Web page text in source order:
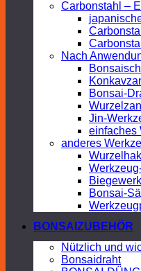
Carbonstahl –
Nach
Bonsai-
Jin-
einfaches
anderes
Bonsai-
BONSAIZUBEHÖR
Nützlich und
Bonsaidraht